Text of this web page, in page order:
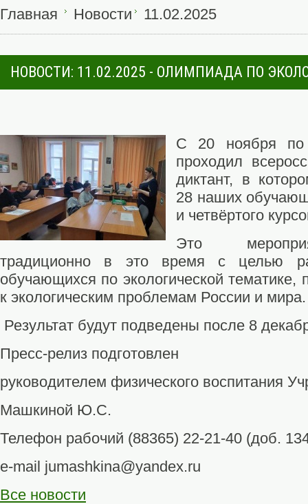
Главная Новости 11.02.2025
НОВОСТИ: 11.02.2025 - ОЛИМПИАДА ПО
С 20 ноября по
проходил
диктант, в
28 наших
и четвёртого
Это
традиционно в это время с целью
обучающихся по экологической тематике,
к экологическим проблемам России и мира.
Результат будут подведены после 8
Пресс-релиз подготовлен
руководителем физического воспитания
Машкиной Ю.С.
Телефон рабочий (88365) 22-21-40 (доб.
e-mail jumashkina@yandex.ru
Все новости